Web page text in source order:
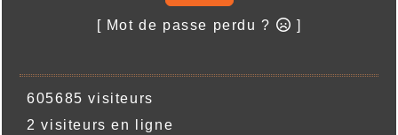
[ Mot de passe perdu ?
605685 visiteurs
2 visiteurs en ligne